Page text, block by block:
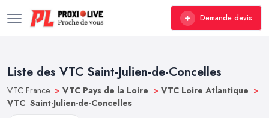
Demande devis
Liste des VTC Saint-Julien-de-Concelles
VTC France > VTC Pays de la Loire > VTC Loire Atlantique >
VTC Saint-Julien-de-Concelles